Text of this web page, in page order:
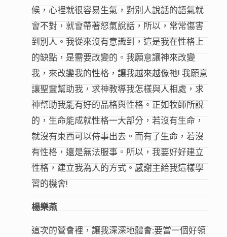
候，心裡就很容易生氣，對別人說話的語氣就
會不對，就會帶著怒氣說話，所以，常常傷害
到別人。我從來沒有意識到，這是我在性格上
的缺點，是需要改變的。我願意讓神來改變
我，來改變我的性格，讓我越來越像祂! 我願意
讓聖靈幫助我，求神教導我怎樣與人相處，求
神幫助我能有好的品格與性格。正如牧師所說
的，生命能成就性格一大部分，若沒有生命，
就沒有東西可以侍事出去。而有了生命，若沒
有性格，還是無法服事。所以，我要好好建立
性格，建立我為人的方式。感謝主給我這樣學
習的機會!
楊樂燕
這次的營會裡，讓我深深地體會:要當一個好領